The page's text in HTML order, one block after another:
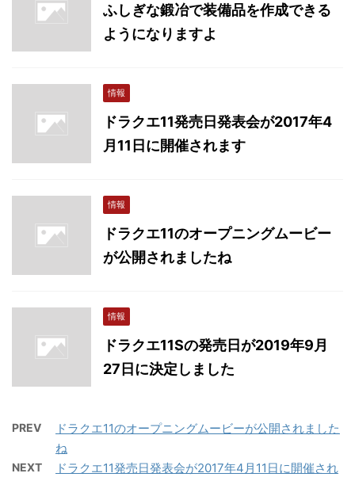
ふしぎな鍛冶で装備品を作成できる
ようになりますよ
情報
ドラクエ11発売日発表会が2017年4
月11日に開催されます
情報
ドラクエ11のオープニングムービー
が公開されましたね
情報
ドラクエ11Sの発売日が2019年9月
27日に決定しました
PREV
ドラクエ11のオープニングムービーが公開されました
ね
NEXT
ドラクエ11発売日発表会が2017年4月11日に開催され